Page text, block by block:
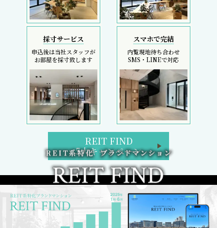
採寸サービス
申込後は当社スタッフが
お部屋を採寸致します
スマホで完結
内覧現地待ち合わせ
SMS・LINEで対応
REIT FIND
5大キャンペーン